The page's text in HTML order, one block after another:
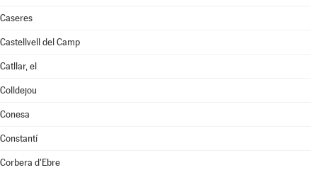
Caseres
Castellvell del Camp
Catllar, el
Colldejou
Conesa
Constantí
Corbera d'Ebre